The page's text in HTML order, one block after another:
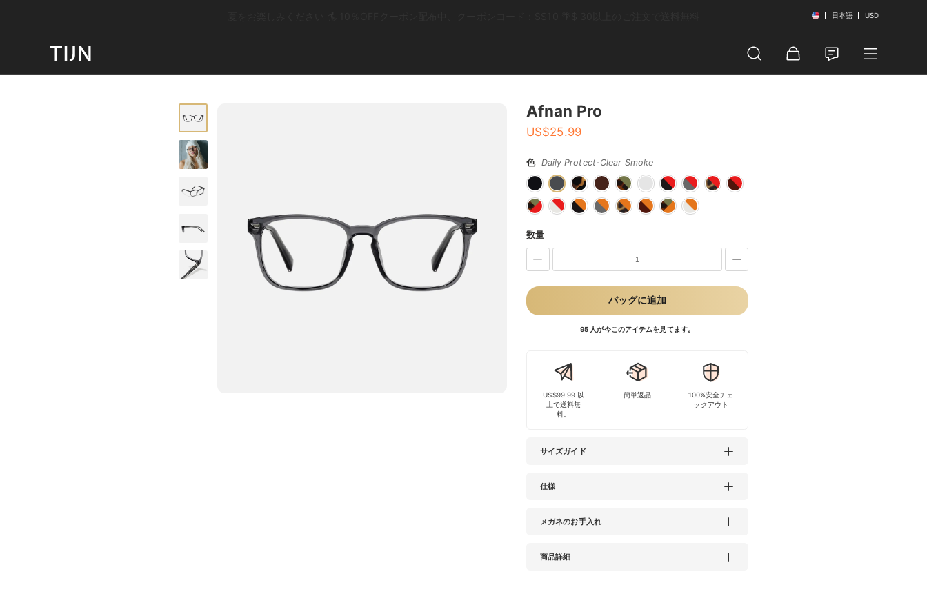
日本語 USD
Afnan Pro
US$25.99
色 Daily Protect-Clear Smoke
数量
バッグに追加
95 人が今このアイテムを見てます。
US$99.99 以
上で送料無
料。
簡単返品
100%安全チェ
ックアウト
サイズガイド
仕様
メガネのお手入れ
商品詳細